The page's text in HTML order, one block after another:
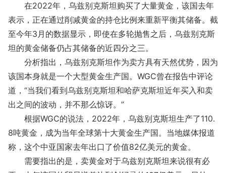
在2022年，乌兹别克斯坦购买了大量黄金，该国去年
表示，正在通过削减黄金的持仓比例来重新平衡其储备。截
至今年3月的数据显示，即使在多轮抛售之后，乌兹别克斯
坦的黄金储备仍占其储备的近四分之三。
分析指出，乌兹别克斯坦作为卖方具有天然优势，因为
该国本身就是一个大型黄金生产国。WGC曾在报告中评论
道，“当我们看到乌兹别克斯坦和哈萨克斯坦近年买入和卖
出之间的波动，并不那么惊讶。”
根据WGC的说法，2022年，乌兹别克斯坦生产了110.
8吨黄金，成为当年全球第十大黄金生产国。当地媒体报道
称，这个中亚国家去年出口了价值82亿美元的黄金。
需要指出的是，卖黄金对于乌兹别克斯坦来说很有必